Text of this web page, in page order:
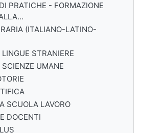
PRATICHE - FORMAZIONE
(ITALIANO-LATINO-
STRANIERE
SCIENZE UMANE
SCUOLA LAVORO
DOCENTI